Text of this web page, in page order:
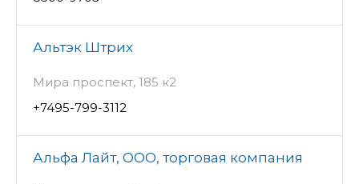
Альтэк Штрих
Мира проспект, 185 к2
+7495-799-3112
Альфа Лайт, ООО, торговая компания